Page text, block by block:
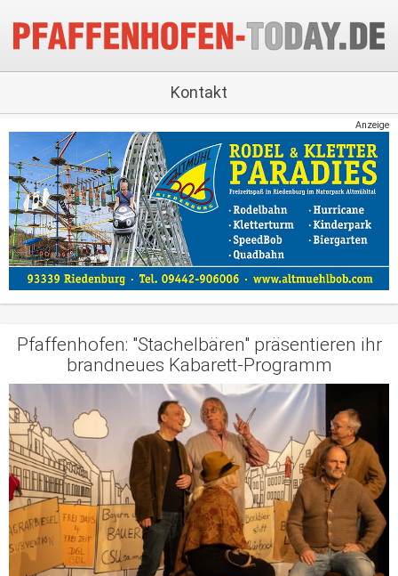
Kontakt
Anzeige
Pfaffenhofen: "Stachelbären" präsentieren ihr
brandneues Kabarett-Programm